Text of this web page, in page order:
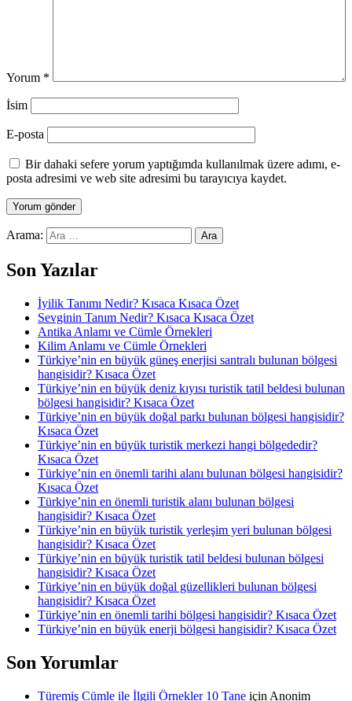
Yorum *
İsim
E-posta
Bir dahaki sefere yorum yaptığımda kullanılmak üzere adımı, e-
posta adresimi ve web site adresimi bu tarayıcıya kaydet.
Arama:
Son Yazılar
İyilik Tanımı Nedir? Kısaca Kısaca Özet
Sevginin Tanım Nedir? Kısaca Kısaca Özet
Antika Anlamı ve Cümle Örnekleri
Kilim Anlamı ve Cümle Örnekleri
Türkiye’nin en büyük güneş enerjisi santralı bulunan bölgesi
hangisidir? Kısaca Özet
Türkiye’nin en büyük deniz kıyısı turistik tatil beldesi bulunan
bölgesi hangisidir? Kısaca Özet
Türkiye’nin en büyük doğal parkı bulunan bölgesi hangisidir?
Kısaca Özet
Türkiye’nin en büyük turistik merkezi hangi bölgededir?
Kısaca Özet
Türkiye’nin en önemli tarihi alanı bulunan bölgesi hangisidir?
Kısaca Özet
Türkiye’nin en önemli turistik alanı bulunan bölgesi
hangisidir? Kısaca Özet
Türkiye’nin en büyük turistik yerleşim yeri bulunan bölgesi
hangisidir? Kısaca Özet
Türkiye’nin en büyük turistik tatil beldesi bulunan bölgesi
hangisidir? Kısaca Özet
Türkiye’nin en büyük doğal güzellikleri bulunan bölgesi
hangisidir? Kısaca Özet
Türkiye’nin en önemli tarihi bölgesi hangisidir? Kısaca Özet
Türkiye’nin en büyük enerji bölgesi hangisidir? Kısaca Özet
Son Yorumlar
Türemiş Cümle ile İlgili Örnekler 10 Tane için Anonim